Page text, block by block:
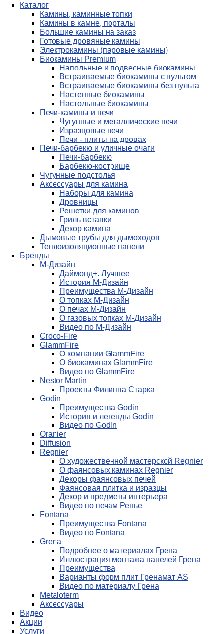
Каталог
Камины, каминные топки
Камины в камне, порталы
Большие камины на заказ
Готовые дровяные камины
Электрокамины (паровые камины)
Биокамины Premium
Напольные и подвесные биокамины
Встраиваемые биокамины с пультом
Встраиваемые биокамины без пульта
Настенные биокамины
Настольные биокамины
Печи-камины и печи
Чугунные и металлические печи
Изразцовые печи
Печи - плиты на дровах
Печи-барбекю и уличные очаги
Печи-барбекю
Барбекю-кострище
Чугунные подстолья
Аксессуары для камина
Наборы для камина
Дровницы
Решетки для каминов
Гриль вставки
Декор камина
Дымовые трубы для дымоходов
Теплоизоляционные панели
Бренды
М-Дизайн
Даймонд+. Лучшее
История М-Дизайн
Преимущества М-Дизайн
О топках М-Дизайн
О печах М-Дизайн
О газовых топках М-Дизайн
Видео по М-Дизайн
Croco-Fire
GlammFire
О компании GlammFire
О биокаминах GlammFire
Видео по GlammFire
Nestor Martin
Проекты Филиппа Старка
Godin
Преимущества Godin
История и легенды Godin
Видео по Godin
Oranier
Diffusion
Regnier
О художественной мастерской Regnier
О фаянсовых каминах Regnier
Декоры фаянсовых печей
Фаянсовая плитка и изразцы
Декор и предметы интерьера
Видео по печам Ренье
Fontana
Преимущества Fontana
Видео по Fontana
Grena
Подробнее о материалах Грена
Иллюстрация монтажа панелей Грена
Преимущества
Варианты форм плит Гренамат AS
Видео по материалу Грена
Metaloterm
Аксессуары
Видео
Акции
Услуги